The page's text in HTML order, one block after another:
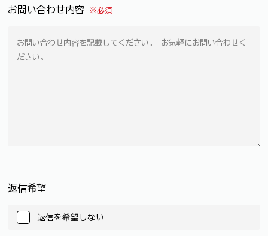
お問い合わせ内容 ※必須
返信希望
返信を希望しない